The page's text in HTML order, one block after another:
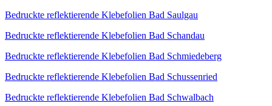
Bedruckte reflektierende Klebefolien Bad Saulgau
Bedruckte reflektierende Klebefolien Bad Schandau
Bedruckte reflektierende Klebefolien Bad Schmiedeberg
Bedruckte reflektierende Klebefolien Bad Schussenried
Bedruckte reflektierende Klebefolien Bad Schwalbach